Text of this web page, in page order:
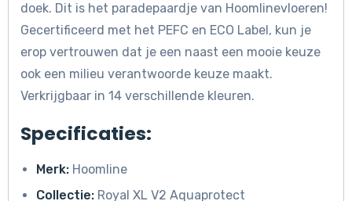
doek. Dit is het paradepaardje van Hoomlinevloeren!
Gecertificeerd met het PEFC en ECO Label, kun je
erop vertrouwen dat je een naast een mooie keuze
ook een milieu verantwoorde keuze maakt.
Verkrijgbaar in 14 verschillende kleuren.
Specificaties:
Merk: Hoomline
Collectie: Royal XL V2 Aquaprotect